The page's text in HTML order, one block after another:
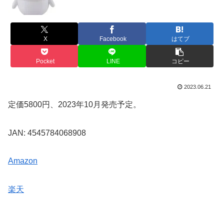
X Facebook はてブ
Pocket LINE コピー
2023.06.21
定価5800円、2023年10月発売予定。
JAN: 4545784068908
Amazon
楽天